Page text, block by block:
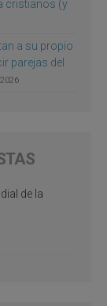
cristianos (y
a su propio
parejas del
de la